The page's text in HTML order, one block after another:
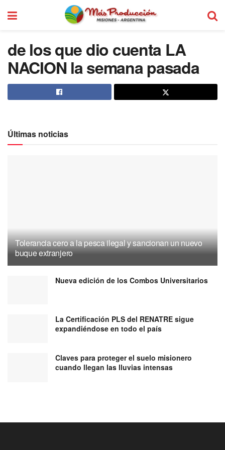
de los que dio cuenta LA
NACION la semana pasada
Últimas noticias
Tolerancia cero a la pesca ilegal y sancionan un nuevo
buque extranjero
Nueva edición de los Combos Universitarios
La Certificación PLS del RENATRE sigue
expandiéndose en todo el país
Claves para proteger el suelo misionero
cuando llegan las lluvias intensas